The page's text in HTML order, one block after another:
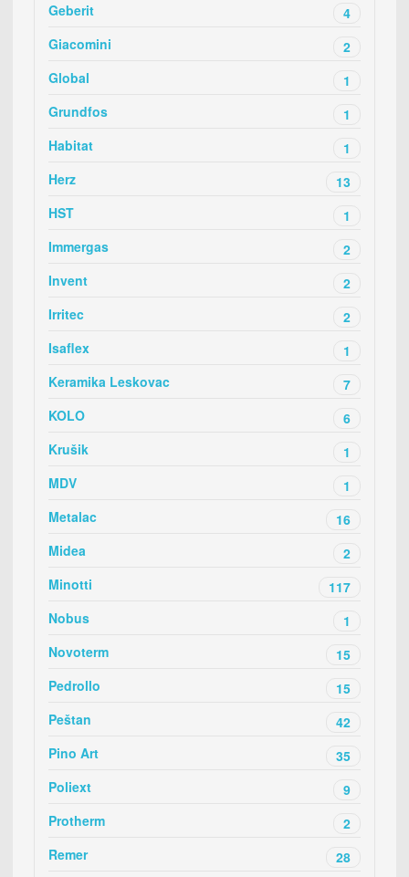
Geberit
4
Giacomini
2
Global
1
Grundfos
1
Habitat
1
Herz
13
HST
1
Immergas
2
Invent
2
Irritec
2
Isaflex
1
Keramika Leskovac
7
KOLO
6
Krušik
1
MDV
1
Metalac
16
Midea
2
Minotti
117
Nobus
1
Novoterm
15
Pedrollo
15
Peštan
42
Pino Art
35
Poliext
9
Protherm
2
Remer
28